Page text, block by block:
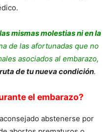
mismas molestias ni en la
de las afortunadas que no
asociados al embarazo,
de tu nueva condición.
el embarazo?
abstenerse por